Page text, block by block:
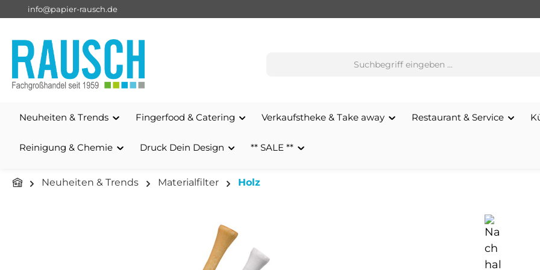
Zur Hauptnavigation springen
info@papier-rausch.de
Neuheiten & Trends Fingerfood & Catering Verkaufstheke & Take away Restaurant & Service
Reinigung & Chemie Druck Dein Design ** SALE **
Neuheiten & Trends Materialfilter Holz